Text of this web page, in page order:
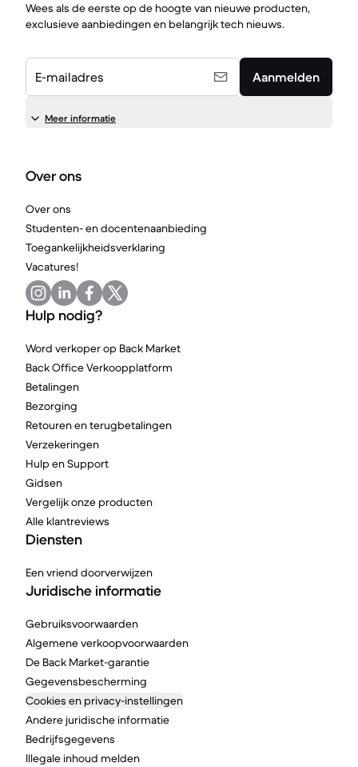
Wees als de eerste op de hoogte van nieuwe producten,
exclusieve aanbiedingen en belangrijk tech nieuws.
E-mailadres Aanmelden
Meer informatie
Over ons
Over ons
Studenten- en docentenaanbieding
Toegankelijkheidsverklaring
Vacatures!
Hulp nodig?
Word verkoper op Back Market
Back Office Verkoopplatform
Betalingen
Bezorging
Retouren en terugbetalingen
Verzekeringen
Hulp en Support
Gidsen
Vergelijk onze producten
Alle klantreviews
Diensten
Een vriend doorverwijzen
Juridische informatie
Gebruiksvoorwaarden
Algemene verkoopvoorwaarden
De Back Market-garantie
Gegevensbescherming
Cookies en privacy-instellingen
Andere juridische informatie
Bedrijfsgegevens
Illegale inhoud melden